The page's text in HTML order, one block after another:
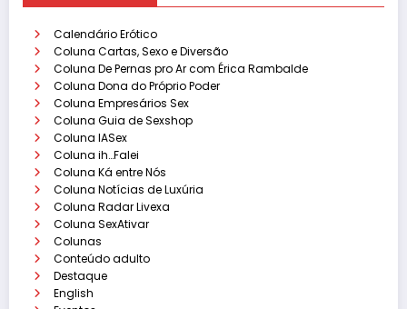
Calendário Erótico
Coluna Cartas, Sexo e Diversão
Coluna De Pernas pro Ar com Érica Rambalde
Coluna Dona do Próprio Poder
Coluna Empresários Sex
Coluna Guia de Sexshop
Coluna IASex
Coluna ih…Falei
Coluna Ká entre Nós
Coluna Notícias de Luxúria
Coluna Radar Livexa
Coluna SexAtivar
Colunas
Conteúdo adulto
Destaque
English